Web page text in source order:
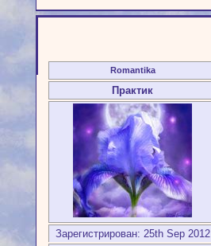
Romantika
Практик
Зарегистрирован: 25th Sep 2012